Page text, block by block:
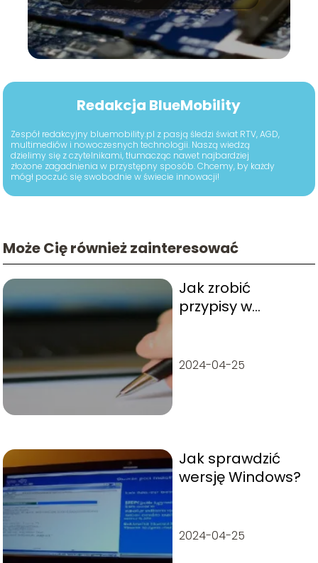
Redakcja BlueMobility
Zespół redakcyjny bluemobility.pl z pasją śledzi świat RTV, AGD,
multimediów i nowoczesnych technologii. Naszą wiedzą
dzielimy się z czytelnikami, tłumacząc nawet najbardziej
złożone zagadnienia w przystępny sposób. Chcemy, by każdy
mógł poczuć się swobodnie w świecie innowacji!
Może Cię również zainteresować
Jak zrobić
przypisy w
2024-04-25
Jak sprawdzić
wersję Windows?
2024-04-25